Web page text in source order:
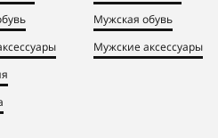
Мужская обувь
Мужские аксессуары